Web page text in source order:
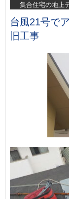
集合住宅の地上
台風21号で
旧工事